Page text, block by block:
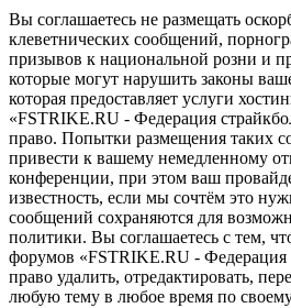
Вы соглашаетесь не размещать
клеветнических сообщений,
призывов к национальной розни и
которые могут нарушить законы
которая предоставляет услуги
«FSTRIKE.RU - Федерация
право. Попытки размещения таких
привести к вашему немедленному
конференции, при этом ваш
известность, если мы сочтём это
сообщений сохраняются для
политики. Вы соглашаетесь с тем,
форумов «FSTRIKE.RU - Федерация
право удалить, отредактировать,
любую тему в любое время по